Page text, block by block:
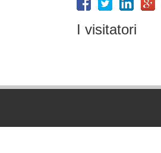
I visitatori